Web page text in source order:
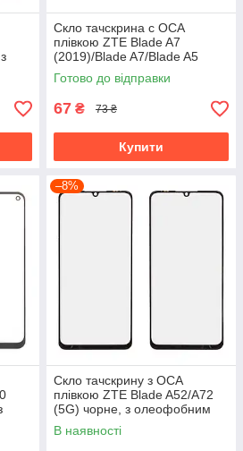
Скло тачскрина c OCA
плівкою ZTE Blade A7
(2019)/Blade A7/Blade A5
(2020) чорне, з олеофобним
покриттям, загартоване
Готово до відправки
67 ₴ 73 ₴
Купити
–8%
Скло тачскрину з OCA
плівкою ZTE Blade A52/A72
(5G) чорне, з олеофобним
покриттям, загартоване
В наявності